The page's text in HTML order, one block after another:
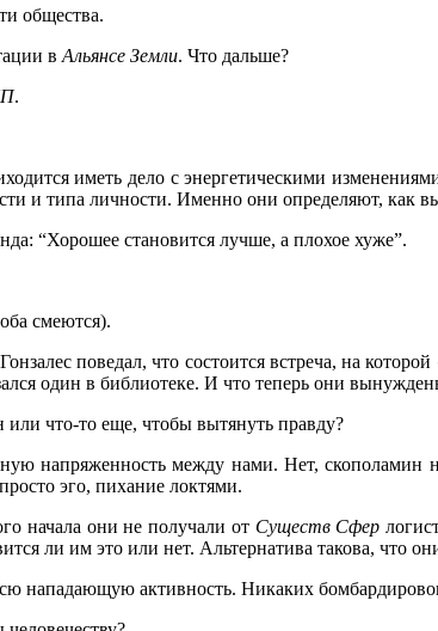
общества.
вАльянсе Земли. Что дальше?
.
иметь дело с энергетическими
и типа личности. Именно они определяют, как
“Хорошее становится лучше, а плохое хуже”.
смеются).
поведал, что состоится встреча, на которой
один в библиотеке. И что теперь они
что-то еще, чтобы вытянуть правду?
напряженность между нами. Нет,
эго, пихание локтями.
начала они не получали от Существ Сфер
ли им это или нет. Альтернатива такова, что
нападающую активность. Никаких